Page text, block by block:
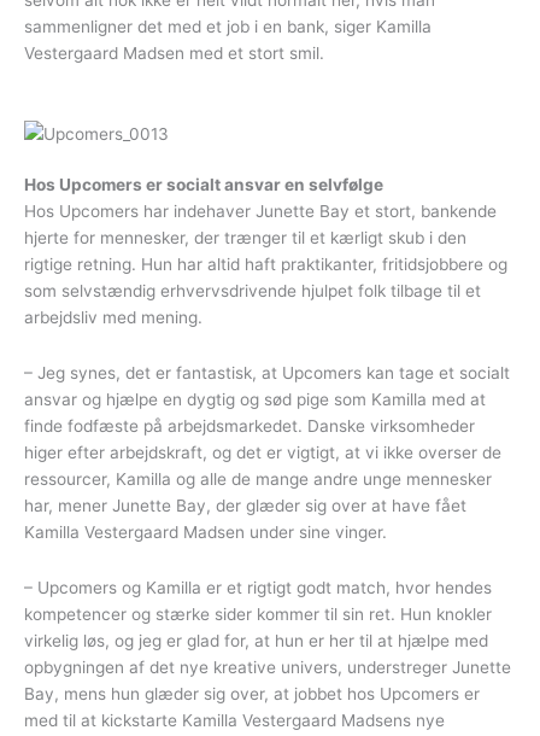
sammenligner det med et job i en bank, siger Kamilla
Vestergaard Madsen med et stort smil.
Hos Upcomers er socialt ansvar en selvfølge
Hos Upcomers har indehaver Junette Bay et stort, bankende
hjerte for mennesker, der trænger til et kærligt skub i den
rigtige retning. Hun har altid haft praktikanter, fritidsjobbere og
som selvstændig erhvervsdrivende hjulpet folk tilbage til et
arbejdsliv med mening.
– Jeg synes, det er fantastisk, at Upcomers kan tage et socialt
ansvar og hjælpe en dygtig og sød pige som Kamilla med at
finde fodfæste på arbejdsmarkedet. Danske virksomheder
higer efter arbejdskraft, og det er vigtigt, at vi ikke overser de
ressourcer, Kamilla og alle de mange andre unge mennesker
har, mener Junette Bay, der glæder sig over at have fået
Kamilla Vestergaard Madsen under sine vinger.
– Upcomers og Kamilla er et rigtigt godt match, hvor hendes
kompetencer og stærke sider kommer til sin ret. Hun knokler
virkelig løs, og jeg er glad for, at hun er her til at hjælpe med
opbygningen af det nye kreative univers, understreger Junette
Bay, mens hun glæder sig over, at jobbet hos Upcomers er
med til at kickstarte Kamilla Vestergaard Madsens nye